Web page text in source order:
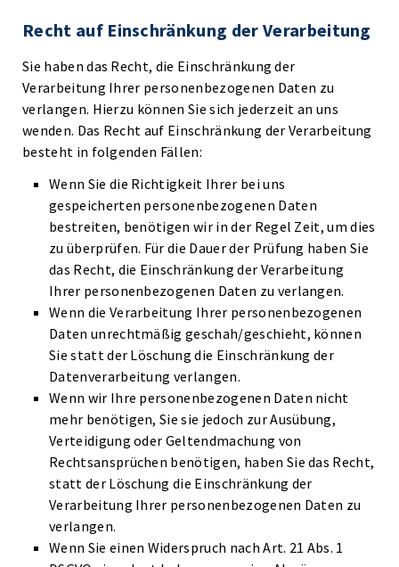
Recht auf Einschränkung der Verarbeitung
Sie haben das Recht, die Einschränkung der
Verarbeitung Ihrer personenbezogenen Daten zu
verlangen. Hierzu können Sie sich jederzeit an uns
wenden. Das Recht auf Einschränkung der Verarbeitung
besteht in folgenden Fällen:
Wenn Sie die Richtigkeit Ihrer bei uns
gespeicherten personenbezogenen Daten
bestreiten, benötigen wir in der Regel Zeit, um dies
zu überprüfen. Für die Dauer der Prüfung haben Sie
das Recht, die Einschränkung der Verarbeitung
Ihrer personenbezogenen Daten zu verlangen.
Wenn die Verarbeitung Ihrer personenbezogenen
Daten unrechtmäßig geschah/geschieht, können
Sie statt der Löschung die Einschränkung der
Datenverarbeitung verlangen.
Wenn wir Ihre personenbezogenen Daten nicht
mehr benötigen, Sie sie jedoch zur Ausübung,
Verteidigung oder Geltendmachung von
Rechtsansprüchen benötigen, haben Sie das Recht,
statt der Löschung die Einschränkung der
Verarbeitung Ihrer personenbezogenen Daten zu
verlangen.
Wenn Sie einen Widerspruch nach Art. 21 Abs. 1